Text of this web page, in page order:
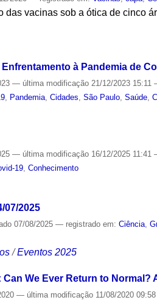
das vacinas sob a ótica de cinco
à Pandemia de
— última modificação 21/12/2023 15:11
Pandemia ,Cidades ,São Paulo ,Saúde ,
— última modificação 16/12/2025 11:41
19 ,Conhecimento
07/2025
07/08/2025— registrado em:Ciência,
/Eventos 2025
We Ever Return to Normal?
— última modificação 11/08/2020